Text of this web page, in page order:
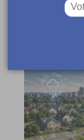
AUTOPARTAGE
publié le 25/